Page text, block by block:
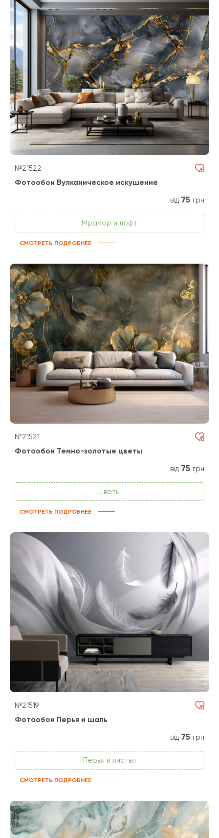
№21522
Фотообои Вулканическое искушение
від 75 грн
Мрамор и лофт
СМОТРЕТЬ ПОДРОБНЕЕ
№21521
Фотообои Темно-золотые цветы
від 75 грн
Цветы
СМОТРЕТЬ ПОДРОБНЕЕ
№21519
Фотообои Перья и шаль
від 75 грн
Перья и листья
СМОТРЕТЬ ПОДРОБНЕЕ